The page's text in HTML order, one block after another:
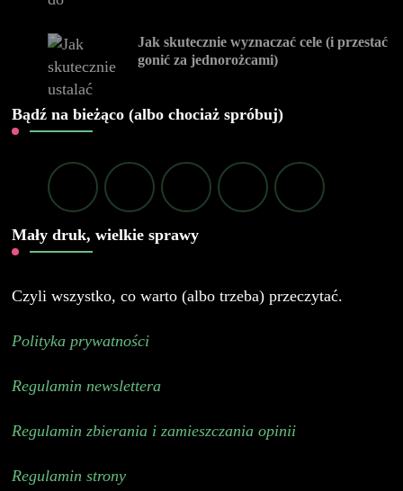
Jak skutecznie wyznaczać cele (i przestać
gonić za jednorożcami)
Bądź na bieżąco (albo chociaż spróbuj)
Mały druk, wielkie sprawy
Czyli wszystko, co warto (albo trzeba) przeczytać.
Polityka prywatności
Regulamin newslettera
Regulamin zbierania i zamieszczania opinii
Regulamin strony